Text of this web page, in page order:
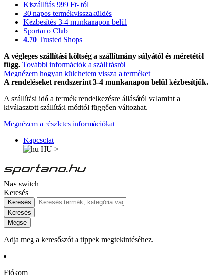
Kiszállítás 999 Ft- tól
30 napos termékvisszaküldés
Kézbesítés 3-4 munkanapon belül
Sportano Club
4.70 Trusted Shops
A végleges szállítási költség a szállítmány súlyától és méretétől
függ. További információk a szállításról
Megnézem hogyan küldhetem vissza a terméket
A rendeléseket rendszerint 3-4 munkanapon belül kézbesítjük.
A szállítási idő a termék rendelkezésre állásától valamint a
kiválasztott szállítási módtól függően változhat.
Megnézem a részletes információkat
Kapcsolat
HU >
Nav switch
Keresés
Keresés
Keresés
Mégse
Adja meg a keresőszót a tippek megtekintéséhez.
Fiókom